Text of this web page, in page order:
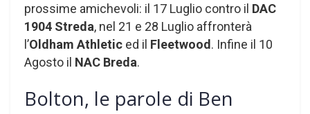
prossime amichevoli: il 17 Luglio contro il DAC
1904 Streda, nel 21 e 28 Luglio affronterà
l’Oldham Athletic ed il Fleetwood. Infine il 10
Agosto il NAC Breda.
Bolton, le parole di Ben